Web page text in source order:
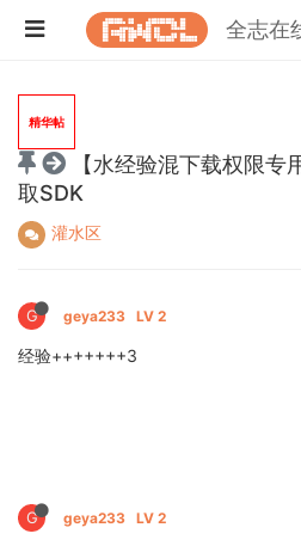
全志在
精华帖
【水经验混下载权限
取SDK
灌水区
G geya233 LV 2
经验+++++++3
G geya233 LV 2